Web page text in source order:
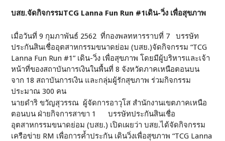
บสย.จัดกิจกรรมTCG Lanna Fun Run #1เดิน-วิ่ง เพื่อสุขภาพ
เมื่อวันที่ 9 กุมภาพันธ์ 2562 ที่กองพลทหารราบที่ 7 บรรษัท
ประกันสินเชื่ออุตสาหกรรมขนาดย่อม (บสย.)จัดกิจกรรม “TCG
Lanna Fun Run #1” เดิน-วิ่ง เพื่อสุขภาพ โดยมีผู้บริหารและเจ้า
หน้าที่ของสถาบันการเงินในพื้นที่ 8 จังหวัดภาคเหนือตอนบน
จาก 18 สถาบันการเงิน และกลุ่มผู้รักสุขภาพ ร่วมกิจกรรม
ประมาณ 300 คน
นายดำริ ขวัญสุวรรณ ผู้จัดการอาวุโส สำนักงานเขตภาคเหนือ
ตอนบน ฝ่ายกิจการสาขา 1 บรรษัทประกันสินเชื่อ
อุตสาหกรรมขนาดย่อม (บสย.) เปิดเผยว่า บสย.ได้จัดกิจกรรม
เครือข่าย RM เพื่อการค้ำประกัน เดินวิ่งเพื่อสุขภาพ “TCG Lanna